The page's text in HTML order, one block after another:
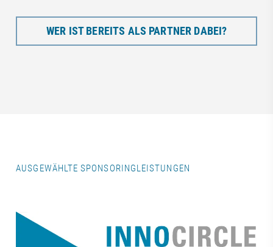
WER IST BEREITS ALS PARTNER DABEI?
AUSGEWÄHLTE SPONSORINGLEISTUNGEN